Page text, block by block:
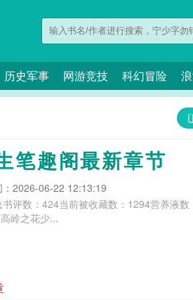
历史军事 网游竞技 科幻冒险
笔趣阁最新章节
：2026-06-22 12:13:19
评数：424当前被收藏数：1294营养液
岭之花少...